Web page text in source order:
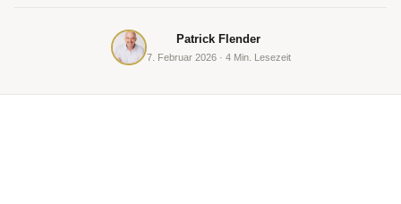
Patrick Flender
7. Februar 2026 · 4 Min. Lesezeit